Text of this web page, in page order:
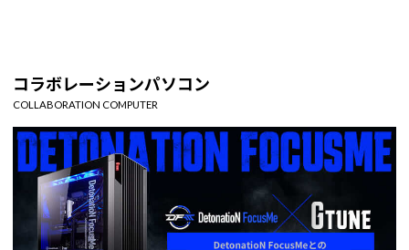
コラボレーションパソコン
COLLABORATION COMPUTER